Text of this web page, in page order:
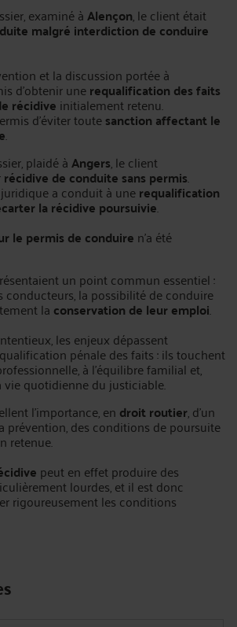
examiné àAlençon, le client était
malgré interdiction de conduire
et la discussion portée à
d’obtenir unerequalification des faits
récidive initialement retenu.
d’éviter toutesanction affectant le
.
plaidé àAngers, le client
récidive de conduite sans permis.
a conduit à unerequalification
la récidive poursuivie.
le permis de conduire n’a été
un point commun essentiel :
conducteurs, la possibilité de conduire
la conservation de leur emploi.
les enjeux dépassent
pénale des faits : ils touchent
à l’équilibre familial et,
vie quotidienne du justiciable.
l’importance, en droit routier, d’un
prévention, des conditions de poursuite
retenue.
peut en effet produire des
lourdes, et il est donc
rigoureusement les conditions